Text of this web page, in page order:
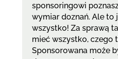
sponsoringowi
wymiar doznań. Ale to
wszystko! Za sprawą
mieć wszystko, czego
Sponsorowana może